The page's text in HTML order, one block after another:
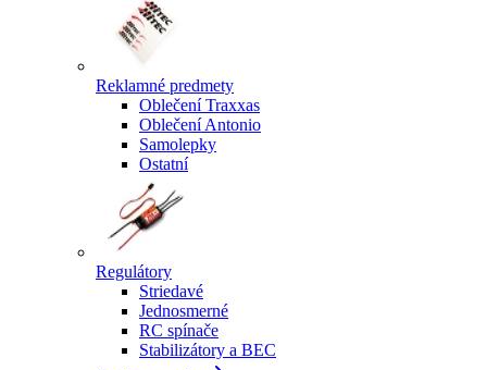
Reklamné predmety
Oblečení Traxxas
Oblečení Antonio
Samolepky
Ostatní
Regulátory
Striedavé
Jednosmerné
RC spínače
Stabilizátory a BEC